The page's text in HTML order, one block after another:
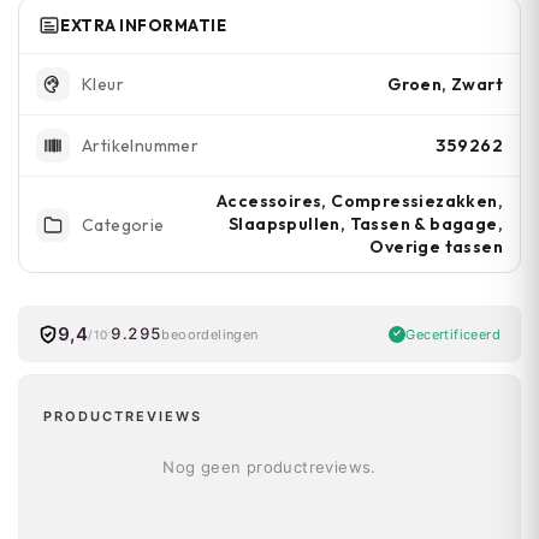
EXTRA INFORMATIE
Kleur Groen, Zwart
Artikelnummer 359262
Categorie
Accessoires, Compressiezakken,
Slaapspullen, Tassen & bagage,
Overige tassen
9,4/10 9.295beoordelingen Gecertificeerd
PRODUCTREVIEWS
Nog geen productreviews.